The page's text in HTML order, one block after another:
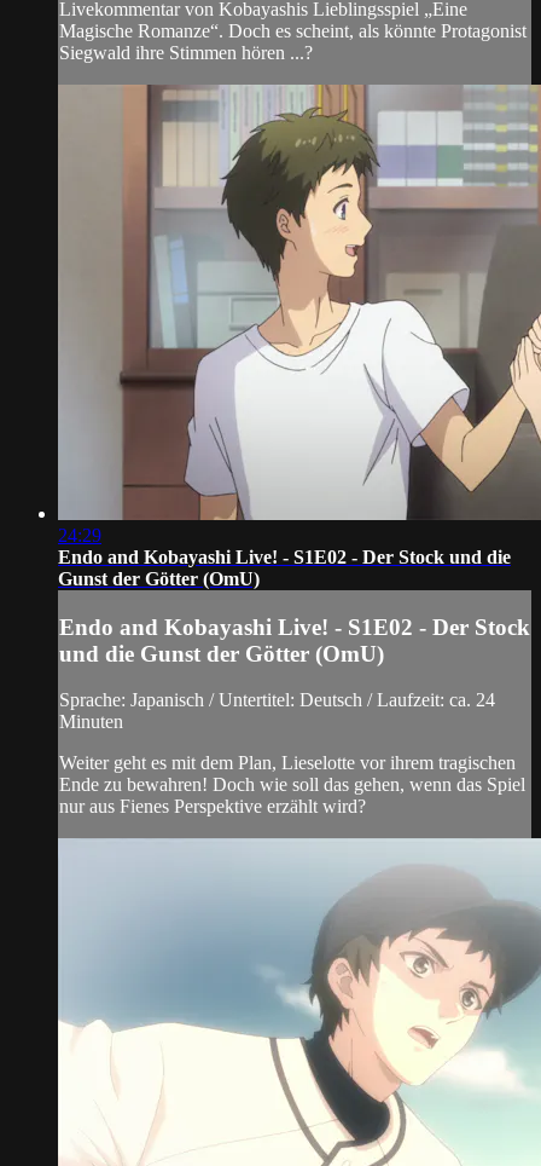
Livekommentar von Kobayashis Lieblingsspiel „Eine
Magische Romanze“. Doch es scheint, als könnte Protagonist
Siegwald ihre Stimmen hören ...?
24:29
Endo and Kobayashi Live! - S1E02 - Der Stock und die
Gunst der Götter (OmU)
Endo and Kobayashi Live! - S1E02 - Der Stock
und die Gunst der Götter (OmU)
Sprache: Japanisch / Untertitel: Deutsch / Laufzeit: ca. 24
Minuten
Weiter geht es mit dem Plan, Lieselotte vor ihrem tragischen
Ende zu bewahren! Doch wie soll das gehen, wenn das Spiel
nur aus Fienes Perspektive erzählt wird?